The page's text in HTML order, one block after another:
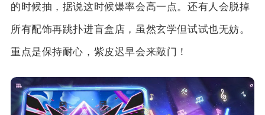
的时候抽，据说这时候爆率会高一点。还有人会脱掉
所有配饰再跳扑进盲盒店，虽然玄学但试试也无妨。
重点是保持耐心，紫皮迟早会来敲门！